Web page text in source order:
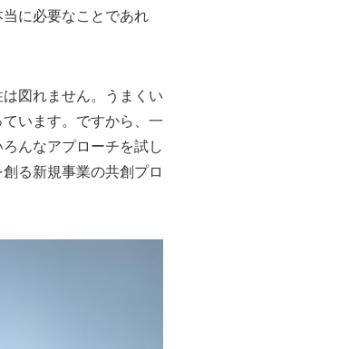
に必要なことであれ
図れません。うまくい
います。ですから、一
んなアプローチを試し
る新規事業の共創プロ